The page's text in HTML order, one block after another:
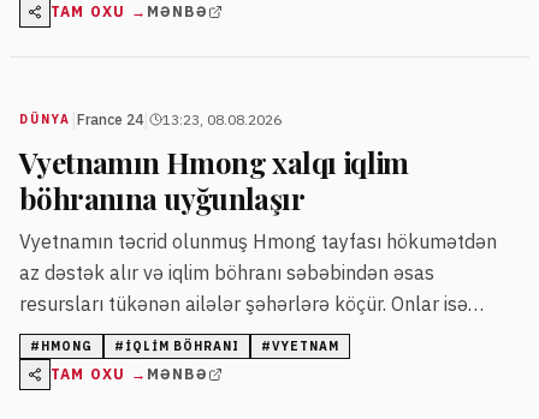
TAM OXU → MƏNBƏ
DÜNYA France 24| 13:23, 08.08.2026
Vyetnamın Hmong xalqı iqlim
böhranına uyğunlaşır
Vyetnamın təcrid olunmuş Hmong tayfası hökumətdən
az dəstək alır və iqlim böhranı səbəbindən əsas
resursları tükənən ailələr şəhərlərə köçür. Onlar isə
ənənəvi torpaqlarında iqlimə davamlı yeni məhsullar
yetişdirərək şəraitə uyğunlaşmağa çalışırlar.
# HMONG # IQLIM BÖHRANI #VYETNAM
TAM OXU → MƏNBƏ